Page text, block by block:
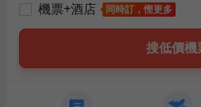
機票+酒店 同時訂，慳更多
搜低價機